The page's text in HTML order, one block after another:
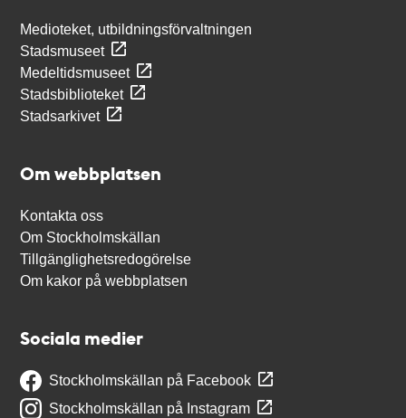
Medioteket, utbildningsförvaltningen
Stadsmuseet
Medeltidsmuseet
Stadsbiblioteket
Stadsarkivet
Om webbplatsen
Kontakta oss
Om Stockholmskällan
Tillgänglighetsredogörelse
Om kakor på webbplatsen
Sociala medier
Stockholmskällan på Facebook
Stockholmskällan på Instagram